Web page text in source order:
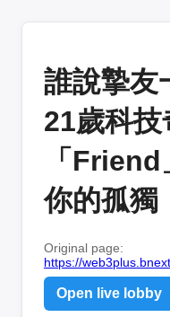
誰說摯友
21歲科
「
你的孤獨
Original page:
https://
Open live lobby